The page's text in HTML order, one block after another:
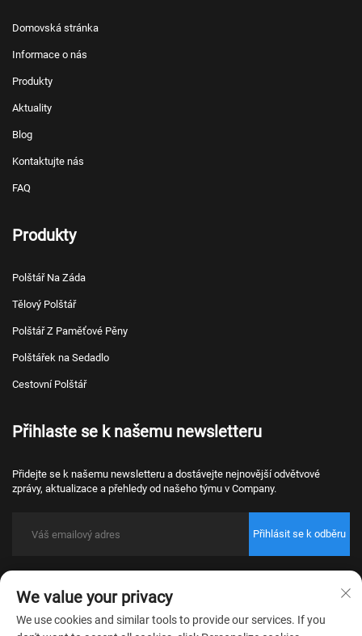
Domovská stránka
Informace o nás
Produkty
Aktuality
Blog
Kontaktujte nás
FAQ
Produkty
Polštář Na Záda
Tělový Polštář
Polštář Z Paměťové Pěny
Polštářek na Sedadlo
Cestovní Polštář
Přihlaste se k našemu newsletteru
Přidejte se k našemu newsletteru a dostávejte nejnovější odvětvové
zprávy, aktualizace a přehledy od našeho týmu v Company.
Přihlásit se k odběru
práva vyhrazena.
Zásady ochrany osobních údajů
We value your privacy
We use cookies and similar tools to provide our services. If you